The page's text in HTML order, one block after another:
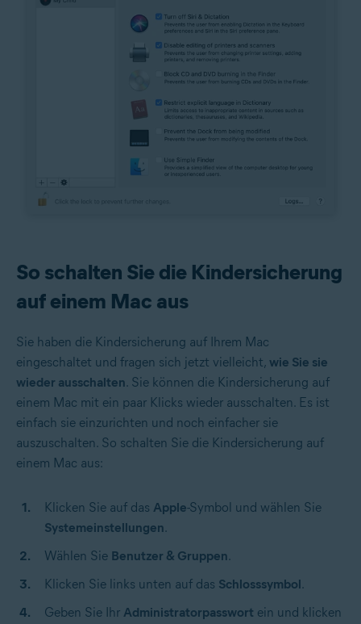
So schalten Sie die Kindersicherung
auf einem Mac aus
Sie haben die Kindersicherung auf Ihrem Mac
eingeschaltet und fragen sich jetzt vielleicht, wie Sie sie
wieder ausschalten. Sie können die Kindersicherung auf
einem Mac mit ein paar Klicks wieder ausschalten. Es ist
einfach sie einzurichten und noch einfacher sie
auszuschalten. So schalten Sie die Kindersicherung auf
einem Mac aus:
Klicken Sie auf das Apple-Symbol und wählen Sie
Systemeinstellungen.
Wählen Sie Benutzer & Gruppen.
Klicken Sie links unten auf das Schlosssymbol.
Geben Sie Ihr Administratorpasswort ein und klicken